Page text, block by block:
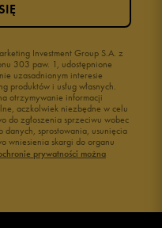
Investment Group S.A. z
303 paw. 1, udostępnione
uzasadnionym interesie
produktów i usług własnych.
otrzymywanie informacji
aczkolwiek niezbędne w celu
do zgłoszenia sprzeciwu wobec
sprostowania, usunięcia
wniesienia skargi do organu
prywatności można